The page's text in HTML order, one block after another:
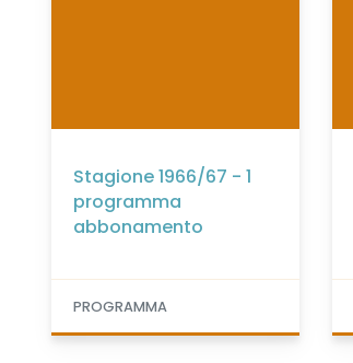
Stagione 1966/67 - 1
programma
abbonamento
PROGRAMMA